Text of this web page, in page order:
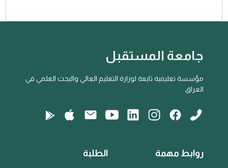
جامعة المستقبل
مؤسسة تعليمية تابعة لوزارة التعليم العالي والبحث العلمي في
العراق
روابط مهمة الطلبة